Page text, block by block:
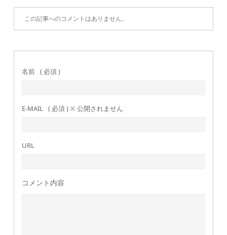
この記事へのコメントはありません。
名前 ( 必須 )
E-MAIL ( 必須 ) ※ 公開されません
URL
コメント内容